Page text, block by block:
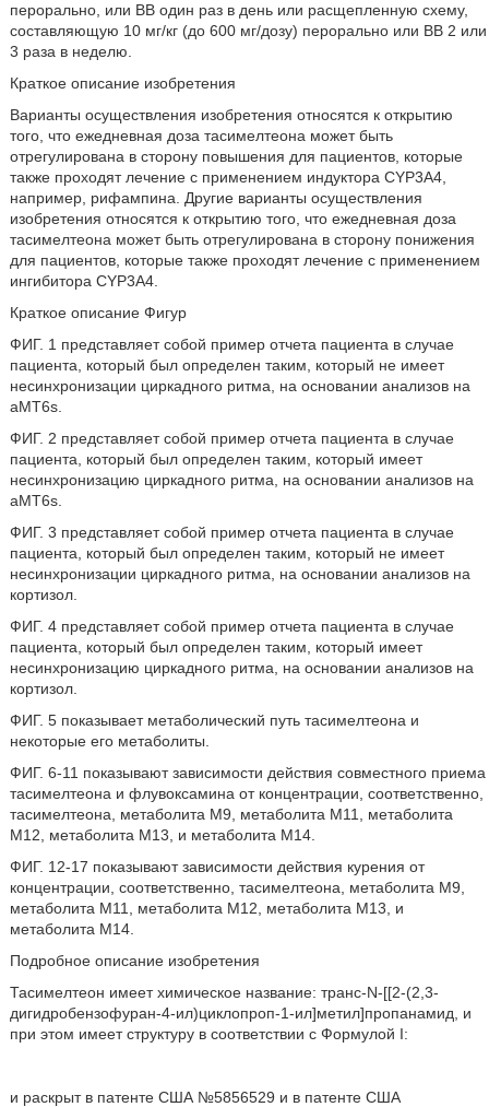
перорально, или ВВ один раз в день или расщепленную схему,
составляющую 10 мг/кг (до 600 мг/дозу) перорально или ВВ 2 или
3 раза в неделю.
Краткое описание изобретения
Варианты осуществления изобретения относятся к открытию
того, что ежедневная доза тасимелтеона может быть
отрегулирована в сторону повышения для пациентов, которые
также проходят лечение с применением индуктора CYP3A4,
например, рифампина. Другие варианты осуществления
изобретения относятся к открытию того, что ежедневная доза
тасимелтеона может быть отрегулирована в сторону понижения
для пациентов, которые также проходят лечение с применением
ингибитора CYP3A4.
Краткое описание Фигур
ФИГ. 1 представляет собой пример отчета пациента в случае
пациента, который был определен таким, который не имеет
несинхронизации циркадного ритма, на основании анализов на
aMT6s.
ФИГ. 2 представляет собой пример отчета пациента в случае
пациента, который был определен таким, который имеет
несинхронизацию циркадного ритма, на основании анализов на
aMT6s.
ФИГ. 3 представляет собой пример отчета пациента в случае
пациента, который был определен таким, который не имеет
несинхронизации циркадного ритма, на основании анализов на
кортизол.
ФИГ. 4 представляет собой пример отчета пациента в случае
пациента, который был определен таким, который имеет
несинхронизацию циркадного ритма, на основании анализов на
кортизол.
ФИГ. 5 показывает метаболический путь тасимелтеона и
некоторые его метаболиты.
ФИГ. 6-11 показывают зависимости действия совместного приема
тасимелтеона и флувоксамина от концентрации, соответственно,
тасимелтеона, метаболита М9, метаболита M11, метаболита
М12, метаболита М13, и метаболита М14.
ФИГ. 12-17 показывают зависимости действия курения от
концентрации, соответственно, тасимелтеона, метаболита М9,
метаболита М11, метаболита M12, метаболита М13, и
метаболита M14.
Подробное описание изобретения
Тасимелтеон имеет химическое название: транс-N-[[2-(2,3-
дигидробензофуран-4-ил)циклопроп-1-ил]метил]пропанамид, и
при этом имеет структуру в соответствии с Формулой I:
и раскрыт в патенте США №5856529 и в патенте США